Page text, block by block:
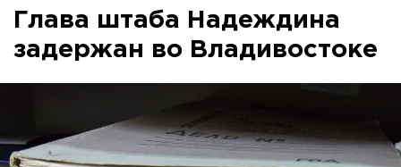
Глава штаба Надеждина
задержан во Владивостоке